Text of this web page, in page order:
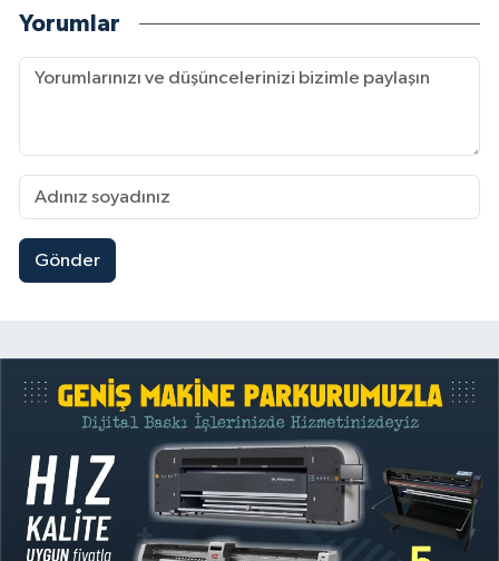
Yorumlar
Gönder